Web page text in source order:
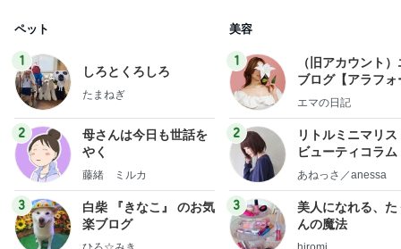
ペット
1
しろとくろしろ
たまねぎ
2
母さんは今日も世話を
やく
藤緒 ミルカ
3
白柴 『きなこ』 のお気
楽ブログ
美容
1
（旧アカウント
ブログ【アラフォ
社売却セカンドラ
エマの日記
2
リトルミニマリス
ビューティコラ
little
あねっさ／anessa
3
美人になれる、た
んの魔法